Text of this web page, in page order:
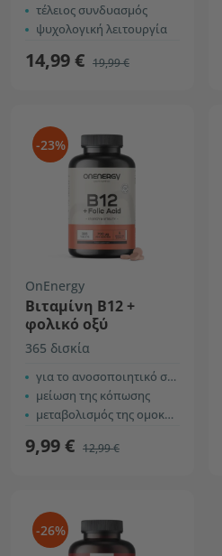
τέλειος συνδυασμός
ψυχολογική λειτουργία
14,99 € 19,99 €
-23%
OnEnergy
Βιταμίνη Β12 +
φολικό οξύ
365 δισκία
για το ανοσοποιητικό σύστημα
μείωση της κόπωσης
μεταβολισμός της ομοκυστεΐνης
9,99 € 12,99 €
-26%